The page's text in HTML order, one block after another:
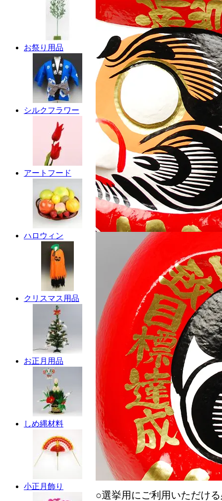
お祭り用品
シルクフラワー
アートフード
ハロウィン
クリスマス用品
お正月用品
しめ縄材料
小正月飾り
○選挙用にご利用いただけ